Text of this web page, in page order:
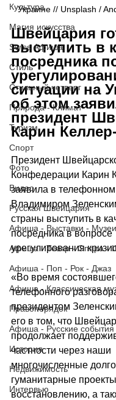
Культура
Магия искусства
Swiss Афиша
Стиль
Стильный четверг
Природа - Климат
Туризм
Спорт
Фото
Видео
Русская Швейцария
Афиша - Выставки - Музеи
Афиша - Театр - Опера -
Афиша - Поп - Рок - Джаз
Афиша - Классическая
Правопорядок
Афиша - Русские события
История
Недвижимость
Интервью
Украине // Unsplash /
Швейцария
выступить в
посредника
ситуации на
об этом
президент
Карин
Президент
Конфедерации Карин
заявила в телефонном
Владимиром
страны выступить в
посредника в вопросе
урегулирования
«Во время
телефонного
президентом
его в том, что
продолжает
частности через наши
многочисленные
гуманитарные
восстановлению, а